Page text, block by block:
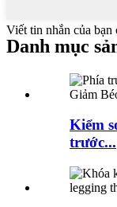
Viết tin nhắn của
Danh mục
Kiểm
trước...